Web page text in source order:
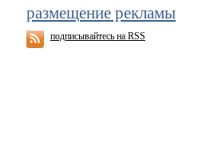
размещение рекламы
подписывайтесь на RSS